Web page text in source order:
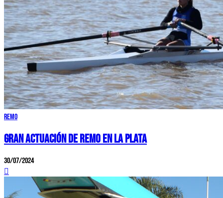
Remo
GRAN ACTUACIÓN DE REMO EN LA PLATA
30/07/2024